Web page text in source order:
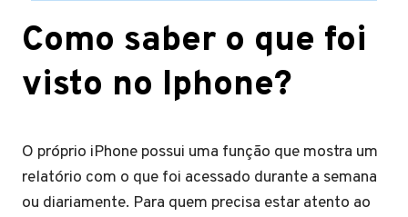
Como saber o que foi
visto no Iphone?
O próprio iPhone possui uma função que mostra um
relatório com o que foi acessado durante a semana
ou diariamente. Para quem precisa estar atento ao